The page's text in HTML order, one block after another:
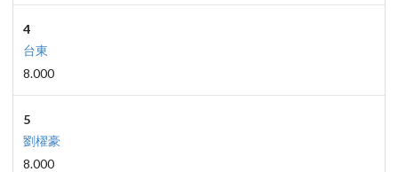
4
台東
8.000
5
劉櫂豪
8.000